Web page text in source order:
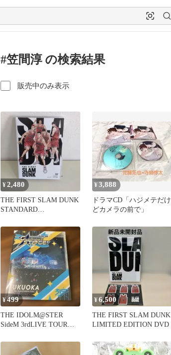
#笠間淳 の検索結果
販売中のみ表示
¥2,480
THE FIRST SLAM DUNK
STANDARD
¥3,888
ドラマCD「ハジメテだけ
どカメラの前で」
¥499
THE IDOLM@STER
SideM 3rdLIVE TOUR～
¥6,500
THE FIRST SLAM DUNK
LIMITED EDITION DVD